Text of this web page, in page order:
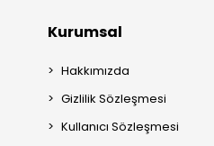
Kurumsal
Hakkımızda
Gizlilik Sözleşmesi
Kullanıcı Sözleşmesi